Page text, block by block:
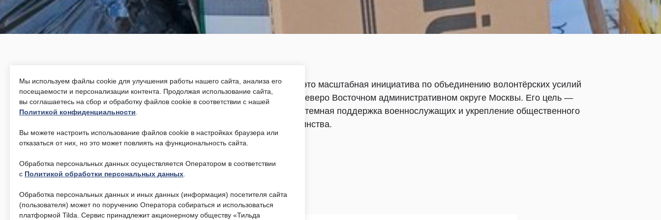
Волонтёрский проект «СВАО для
СВОих»
— это масштабная инициатива по объединению волонтёрских усилий
в Северо Восточном административном округе Москвы. Его цель —
системная поддержка военнослужащих и укрепление общественного
единства.
Мы используем файлы cookie для улучшения работы нашего сайта, анализа его
посещаемости и персонализации контента. Продолжая использование сайта,
вы соглашаетесь на сбор и обработку файлов cookie в соответствии с нашей
Политикой конфиденциальности.
Вы можете настроить использование файлов cookie в настройках браузера или
отказаться от них, но это может повлиять на функциональность сайта.
Обработка персональных данных осуществляется Оператором в соответствии
с Политикой обработки персональных данных.
Обработка персональных данных и иных данных (информация) посетителя сайта
(пользователя) может по поручению Оператора собираться и использоваться
платформой Tilda. Сервис принадлежит акционерному обществу «Тильда